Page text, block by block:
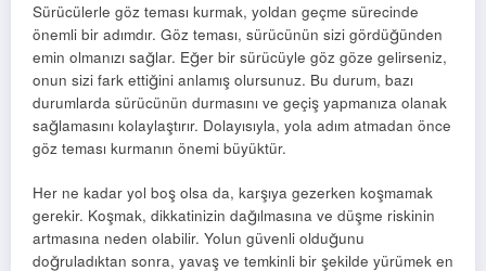
Sürücülerle göz teması kurmak, yoldan geçme sürecinde
önemli bir adımdır. Göz teması, sürücünün sizi gördüğünden
emin olmanızı sağlar. Eğer bir sürücüyle göz göze gelirseniz,
onun sizi fark ettiğini anlamış olursunuz. Bu durum, bazı
durumlarda sürücünün durmasını ve geçiş yapmanıza olanak
sağlamasını kolaylaştırır. Dolayısıyla, yola adım atmadan önce
göz teması kurmanın önemi büyüktür.
Her ne kadar yol boş olsa da, karşıya gezerken koşmamak
gerekir. Koşmak, dikkatinizin dağılmasına ve düşme riskinin
artmasına neden olabilir. Yolun güvenli olduğunu
doğruladıktan sonra, yavaş ve temkinli bir şekilde yürümek en